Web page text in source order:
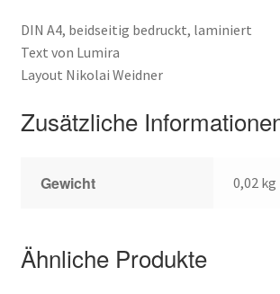
DIN A4, beidseitig bedruckt, laminiert
Text von Lumira
Layout Nikolai Weidner
Zusätzliche
Gewicht 0,02 kg
Ähnliche Produkte